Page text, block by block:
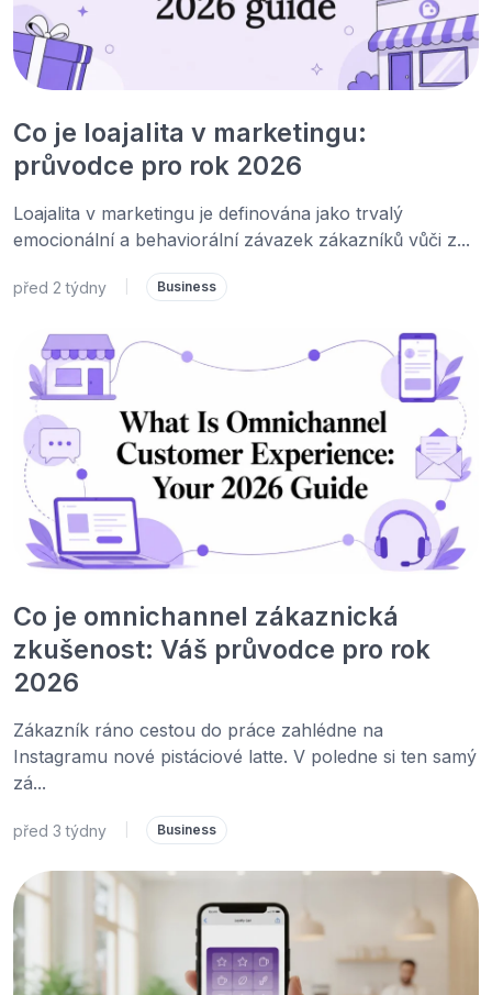
Co je loajalita v marketingu:
průvodce pro rok 2026
Loajalita v marketingu je definována jako trvalý
emocionální a behaviorální závazek zákazníků vůči z...
před 2 týdny Business
Co je omnichannel zákaznická
zkušenost: Váš průvodce pro rok
2026
Zákazník ráno cestou do práce zahlédne na
Instagramu nové pistáciové latte. V poledne si ten samý
zá...
před 3 týdny Business